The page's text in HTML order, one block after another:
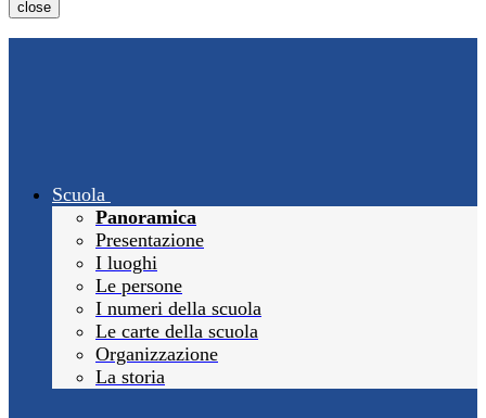
close
Scuola
Panoramica
Presentazione
I luoghi
Le persone
I numeri della scuola
Le carte della scuola
Organizzazione
La storia